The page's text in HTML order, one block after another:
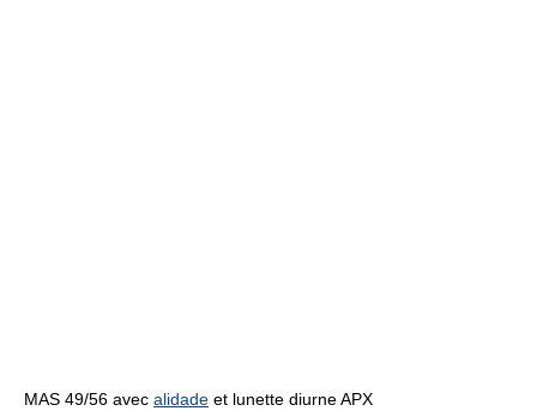
MAS 49/56 avec alidade et lunette diurne APX